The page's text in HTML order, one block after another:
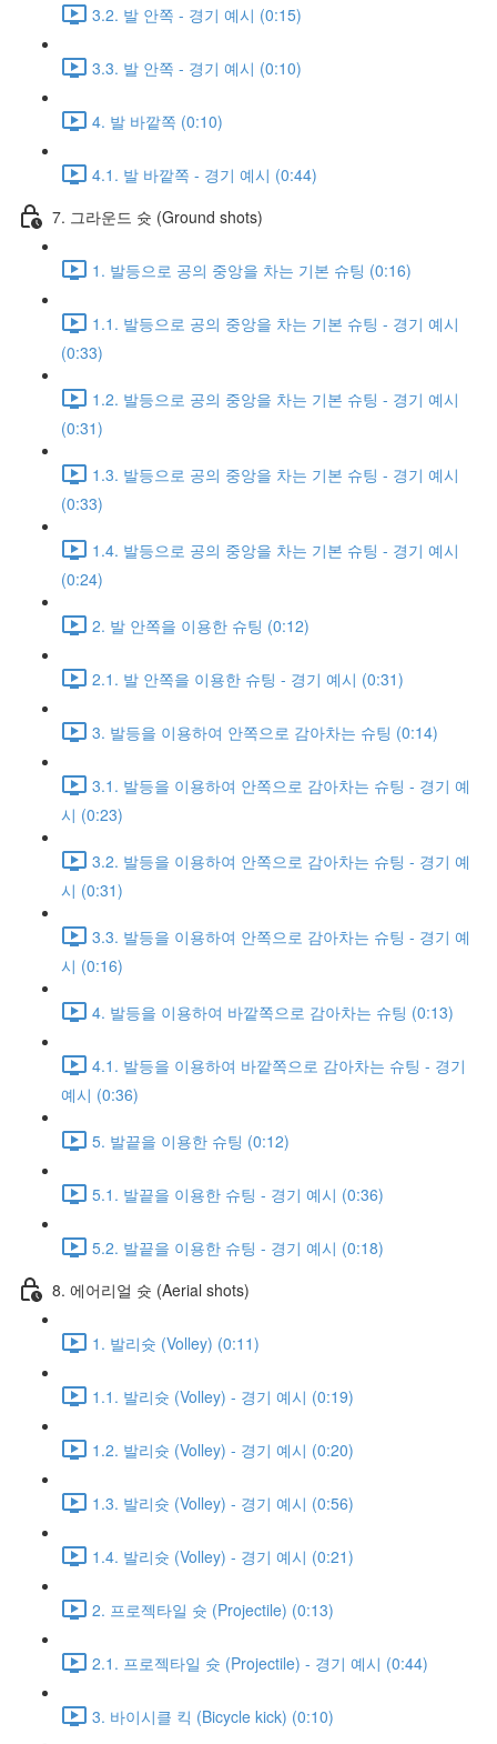
3.2. 발 안쪽 - 경기 예시 (0:15)
3.3. 발 안쪽 - 경기 예시 (0:10)
4. 발 바깥쪽 (0:10)
4.1. 발 바깥쪽 - 경기 예시 (0:44)
7. 그라운드 슛 (Ground shots)
1. 발등으로 공의 중앙을 차는 기본 슈팅 (0:16)
1.1. 발등으로 공의 중앙을 차는 기본 슈팅 - 경기 예시
(0:33)
1.2. 발등으로 공의 중앙을 차는 기본 슈팅 - 경기 예시
(0:31)
1.3. 발등으로 공의 중앙을 차는 기본 슈팅 - 경기 예시
(0:33)
1.4. 발등으로 공의 중앙을 차는 기본 슈팅 - 경기 예시
(0:24)
2. 발 안쪽을 이용한 슈팅 (0:12)
2.1. 발 안쪽을 이용한 슈팅 - 경기 예시 (0:31)
3. 발등을 이용하여 안쪽으로 감아차는 슈팅 (0:14)
3.1. 발등을 이용하여 안쪽으로 감아차는 슈팅 - 경기 예
시 (0:23)
3.2. 발등을 이용하여 안쪽으로 감아차는 슈팅 - 경기 예
시 (0:31)
3.3. 발등을 이용하여 안쪽으로 감아차는 슈팅 - 경기 예
시 (0:16)
4. 발등을 이용하여 바깥쪽으로 감아차는 슈팅 (0:13)
4.1. 발등을 이용하여 바깥쪽으로 감아차는 슈팅 - 경기
예시 (0:36)
5. 발끝을 이용한 슈팅 (0:12)
5.1. 발끝을 이용한 슈팅 - 경기 예시 (0:36)
5.2. 발끝을 이용한 슈팅 - 경기 예시 (0:18)
8. 에어리얼 슛 (Aerial shots)
1. 발리슛 (Volley) (0:11)
1.1. 발리슛 (Volley) - 경기 예시 (0:19)
1.2. 발리슛 (Volley) - 경기 예시 (0:20)
1.3. 발리슛 (Volley) - 경기 예시 (0:56)
1.4. 발리슛 (Volley) - 경기 예시 (0:21)
2. 프로젝타일 슛 (Projectile) (0:13)
2.1. 프로젝타일 슛 (Projectile) - 경기 예시 (0:44)
3. 바이시클 킥 (Bicycle kick) (0:10)